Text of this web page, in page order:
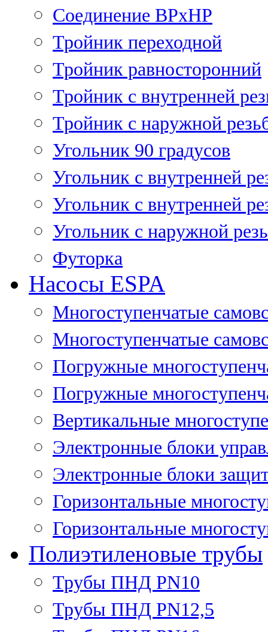
Соединение ВРхНР
Тройник переходной
Тройник равносторонний
Тройник с внутренней
Тройник с наружной
Угольник 90 градусов
Угольник c внутренней
Угольник с внутренней
Угольник с наружной
Футорка
Насосы ESPA
Многоступенчатые
Многоступенчатые
Погружные
Погружные
Вертикальные
Электронные блоки
Электронные блоки
Горизонтальные
Горизонтальные
Полиэтиленовые трубы
Трубы ПНД PN10
Трубы ПНД PN12,5